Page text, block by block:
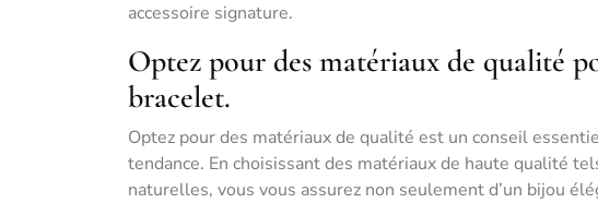
accessoire signature.
Optez pour des matériaux de qualité
bracelet.
Optez pour des matériaux de qualité est un conseil
tendance. En choisissant des matériaux de haute qualité
naturelles, vous vous assurez non seulement d’un bijou